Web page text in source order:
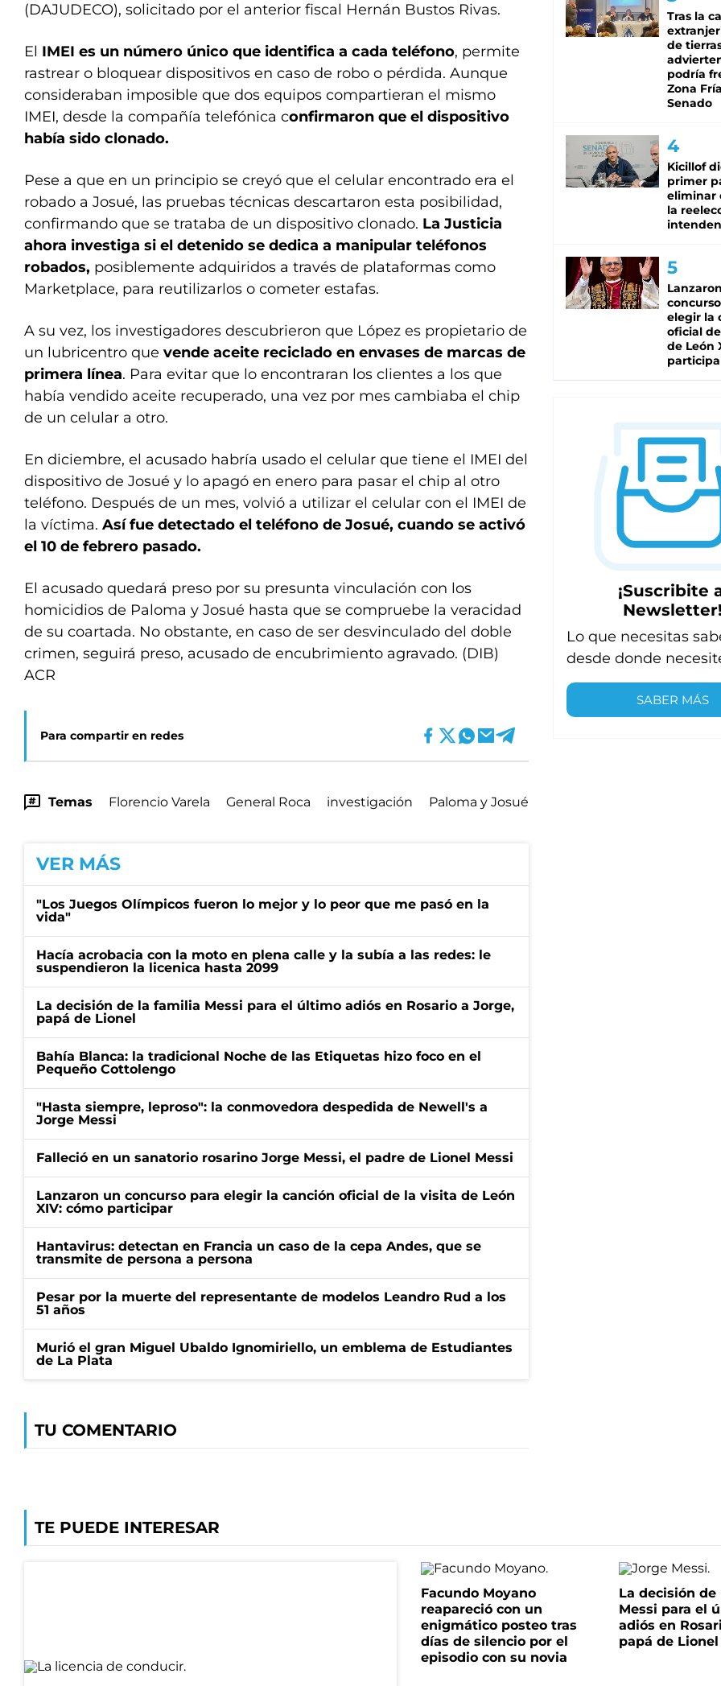
(DAJUDECO), solicitado por el anterior fiscal Hernán Bustos Rivas.
El IMEI es un número único que identifica a cada teléfono, permite
rastrear o bloquear dispositivos en caso de robo o pérdida. Aunque
consideraban imposible que dos equipos compartieran el mismo
IMEI, desde la compañía telefónica confirmaron que el dispositivo
había sido clonado.
Pese a que en un principio se creyó que el celular encontrado era el
robado a Josué, las pruebas técnicas descartaron esta posibilidad,
confirmando que se trataba de un dispositivo clonado. La Justicia
ahora investiga si el detenido se dedica a manipular teléfonos
robados, posiblemente adquiridos a través de plataformas como
Marketplace, para reutilizarlos o cometer estafas.
A su vez, los investigadores descubrieron que López es propietario de
un lubricentro que vende aceite reciclado en envases de marcas de
primera línea. Para evitar que lo encontraran los clientes a los que
había vendido aceite recuperado, una vez por mes cambiaba el chip
de un celular a otro.
En diciembre, el acusado habría usado el celular que tiene el IMEI del
dispositivo de Josué y lo apagó en enero para pasar el chip al otro
teléfono. Después de un mes, volvió a utilizar el celular con el IMEI de
la víctima. Así fue detectado el teléfono de Josué, cuando se activó
el 10 de febrero pasado.
El acusado quedará preso por su presunta vinculación con los
homicidios de Paloma y Josué hasta que se compruebe la veracidad
de su coartada. No obstante, en caso de ser desvinculado del doble
crimen, seguirá preso, acusado de encubrimiento agravado. (DIB)
ACR
Para compartir en redes
Temas Florencio Varela General Roca investigación Paloma y Josué
VER MÁS
"Los Juegos Olímpicos fueron lo mejor y lo peor que me pasó en la
vida"
Hacía acrobacia con la moto en plena calle y la subía a las redes: le
suspendieron la licenica hasta 2099
La decisión de la familia Messi para el último adiós en Rosario a Jorge,
papá de Lionel
Bahía Blanca: la tradicional Noche de las Etiquetas hizo foco en el
Pequeño Cottolengo
"Hasta siempre, leproso": la conmovedora despedida de Newell's a
Jorge Messi
Falleció en un sanatorio rosarino Jorge Messi, el padre de Lionel Messi
Lanzaron un concurso para elegir la canción oficial de la visita de León
XIV: cómo participar
Hantavirus: detectan en Francia un caso de la cepa Andes, que se
transmite de persona a persona
Pesar por la muerte del representante de modelos Leandro Rud a los
51 años
Murió el gran Miguel Ubaldo Ignomiriello, un emblema de Estudiantes
de La Plata
TU COMENTARIO
Tras la
de
podría
Zona
Senado
Kicillof
primer
eliminar
la
elegir la
oficial
de León
¡Suscribite
Newsletter!
Lo que necesitas
desde donde
SABER MÁS
TE PUEDE INTERESAR
Facundo Moyano
reapareció con un
enigmático posteo tras
días de silencio por el
episodio con su novia
La decisión
Messi para el
adiós en
papá de Lionel